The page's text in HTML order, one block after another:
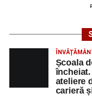
Școala
ateliere
carieră